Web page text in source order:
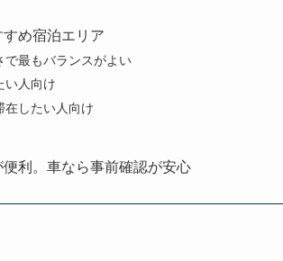
め宿泊エリア
で最もバランスがよい
い人向け
在したい人向け
利。車なら事前確認が安心